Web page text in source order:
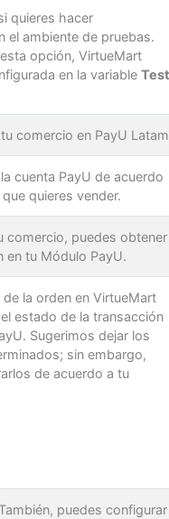
quieres hacer
el ambiente de pruebas.
opción, VirtueMart
en la variable Test
comercio en PayU
cuenta PayU de acuerdo
quieres vender.
comercio, puedes obtener
en tu Módulo PayU.
la orden en VirtueMart
estado de la transacción
Sugerimos dejar los
sin embargo,
de acuerdo a tu
puedes configurar